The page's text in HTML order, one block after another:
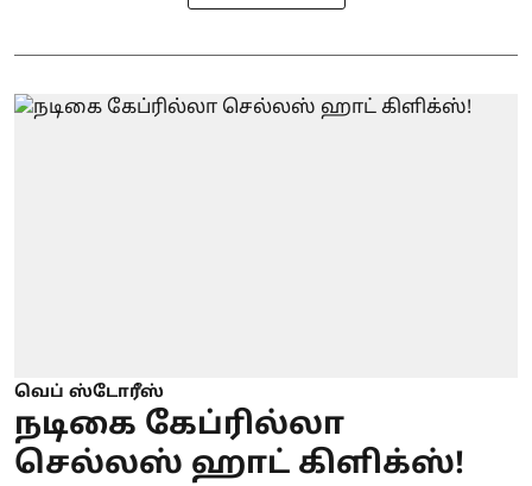
வெப் ஸ்டோரீஸ்
நடிகை கேப்ரில்லா
செல்லஸ் ஹாட் கிளிக்ஸ்!